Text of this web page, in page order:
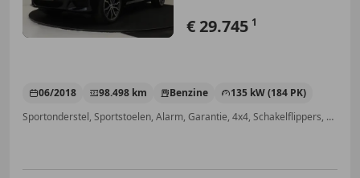
€ 29.745 1
06/2018 98.498 km Benzine
135 kW (184 PK)
Sportonderstel, Sportstoelen, Alarm, Garantie, 4x4, Schakelflippers, Head-up display, Stoelverwarming